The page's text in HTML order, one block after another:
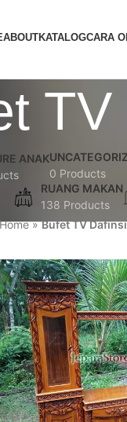
ABOUTKATALOGCARA
ANAK
0 Products
RUANG MAKAN
138 Products
Home»Bufet TV